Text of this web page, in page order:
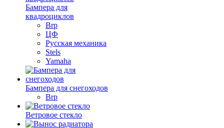
Бампера для
квадроциклов
Brp
ЦФ
Русская механика
Stels
Yamaha
Бампера для снегоходов
Brp
Ветровое стекло